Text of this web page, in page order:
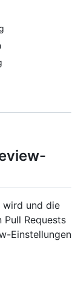
wird und die
Requests
Einstellungen